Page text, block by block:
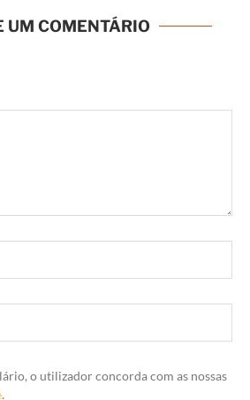
UM COMENTÁRIO
o utilizador concorda com as nossas
.